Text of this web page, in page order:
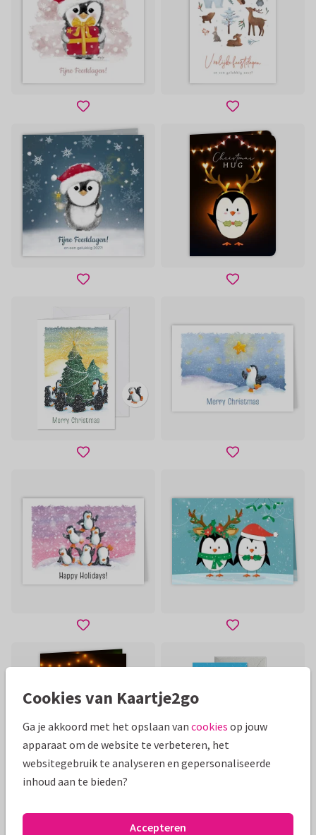
Cookies van Kaartje2go
Ga je akkoord met het opslaan van cookies op jouw
apparaat om de website te verbeteren, het
websitegebruik te analyseren en gepersonaliseerde
inhoud aan te bieden?
Accepteren